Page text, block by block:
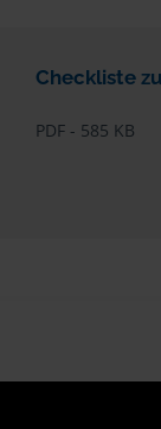
Checkliste
PDF - 585 KB